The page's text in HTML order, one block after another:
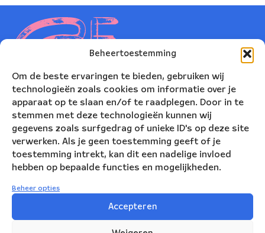
Beheertoestemming
Om de beste ervaringen te bieden, gebruiken wij
technologieën zoals cookies om informatie over je
apparaat op te slaan en/of te raadplegen. Door in te
stemmen met deze technologieën kunnen wij
gegevens zoals surfgedrag of unieke ID's op deze site
verwerken. Als je geen toestemming geeft of je
toestemming intrekt, kan dit een nadelige invloed
hebben op bepaalde functies en mogelijkheden.
Beheer opties
Accepteren
Nederlands Blazers Ensemble
Korte Leidsedwarsstraat 12